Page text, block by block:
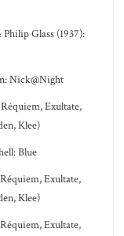
Glass (1937):
Nick@Night
Exultate,
Klee)
Blue
Exultate,
Klee)
Exultate,